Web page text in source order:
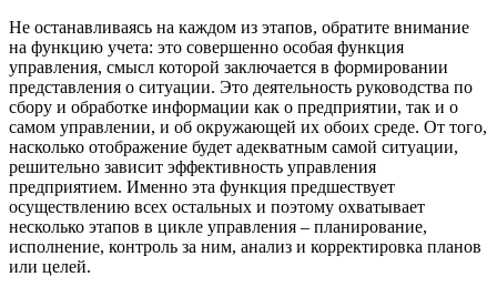
Не останавливаясь на каждом из этапов, обратите внимание
на функцию учета: это совершенно особая функция
управления, смысл которой заключается в формировании
представления о ситуации. Это деятельность руководства по
сбору и обработке информации как о предприятии, так и о
самом управлении, и об окружающей их обоих среде. От того,
насколько отображение будет адекватным самой ситуации,
решительно зависит эффективность управления
предприятием. Именно эта функция предшествует
осуществлению всех остальных и поэтому охватывает
несколько этапов в цикле управления – планирование,
исполнение, контроль за ним, анализ и корректировка планов
или целей.